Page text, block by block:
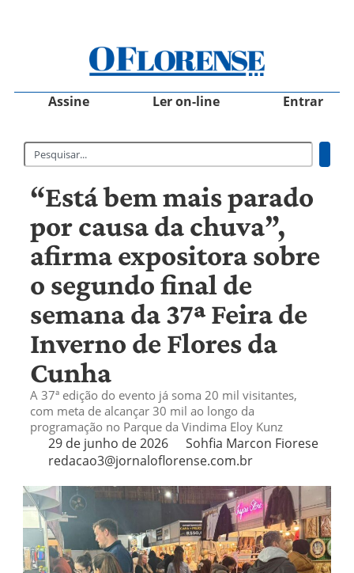
Assine Ler on-line Entrar
“Está bem mais parado
por causa da chuva”,
afirma expositora sobre
o segundo final de
semana da 37ª Feira de
Inverno de Flores da
Cunha
A 37ª edição do evento já soma 20 mil visitantes,
com meta de alcançar 30 mil ao longo da
programação no Parque da Vindima Eloy Kunz
29 de junho de 2026
Sohfia Marcon Fiorese
redacao3@jornaloflorense.com.br